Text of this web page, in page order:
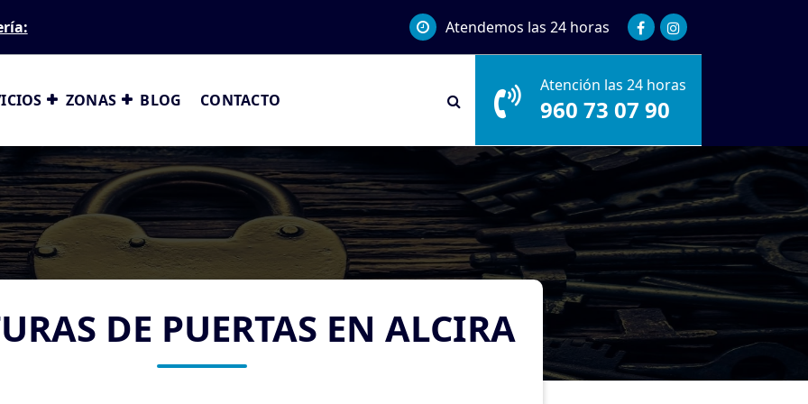
Atendemos las 24 horas
ZONAS BLOG CONTACTO
Atención las 24 horas
960 73 07 90
DE PUERTAS EN ALCIRA